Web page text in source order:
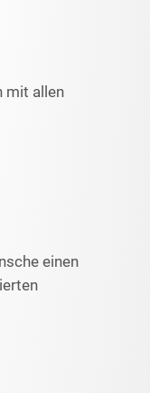
mit allen
einen